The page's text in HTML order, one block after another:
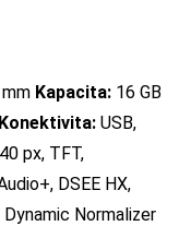
Kapacita: 16 GB
Konektivita: USB,
px, TFT,
DSEE HX,
Normalizer